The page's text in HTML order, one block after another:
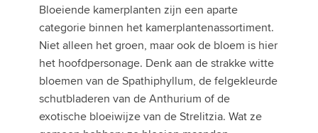
Bloeiende kamerplanten zijn een aparte
categorie binnen het kamerplantenassortiment.
Niet alleen het groen, maar ook de bloem is hier
het hoofdpersonage. Denk aan de strakke witte
bloemen van de Spathiphyllum, de felgekleurde
schutbladeren van de Anthurium of de
exotische bloeiwijze van de Strelitzia. Wat ze